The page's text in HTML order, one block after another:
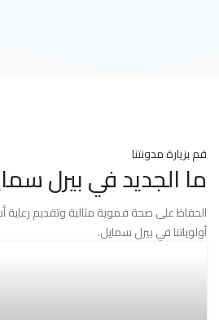
قم بزيارة مدونتنا
ما الجديد في بيرل
الحفاظ على صحة فموية مثالية وتقديم
أولوياتنا في بيرل سمايل.